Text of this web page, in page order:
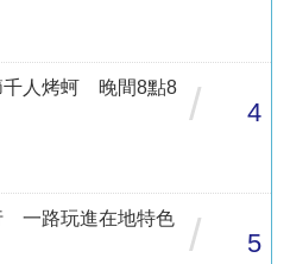
千人烤蚵 晚間8點8
/ 4
一路玩進在地特色
/ 5